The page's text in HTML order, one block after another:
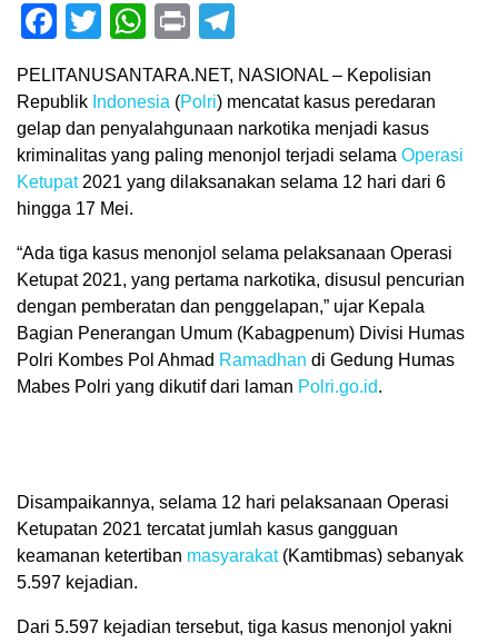
Facebook
TwitterWhatsApp
Print
PELITANUSANTARA.NET, NASIONAL – Kepolisian
Republik Indonesia (Polri) mencatat kasus peredaran
gelap dan penyalahgunaan narkotika menjadi kasus
kriminalitas yang paling menonjol terjadi selama Operasi
Ketupat2021 yang dilaksanakan selama 12 hari dari 6
hingga 17 Mei.
“Ada tiga kasus menonjol selama pelaksanaan Operasi
Ketupat 2021, yang pertama narkotika, disusul pencurian
dengan pemberatan dan penggelapan,” ujar Kepala
Bagian Penerangan Umum (Kabagpenum) Divisi Humas
Polri Kombes Pol Ahmad Ramadhan di Gedung Humas
Mabes Polri yang dikutif dari laman Polri.go.id.
Disampaikannya, selama 12 hari pelaksanaan Operasi
Ketupatan 2021 tercatat jumlah kasus gangguan
keamanan ketertiban masyarakat(Kamtibmas) sebanyak
5.597 kejadian.
Dari 5.597 kejadian tersebut, tiga kasus menonjol yakni